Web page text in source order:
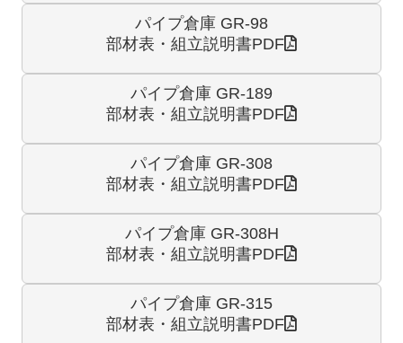
パイプ倉庫 GR-98
部材表・組立説明書PDF
パイプ倉庫 GR-189
部材表・組立説明書PDF
パイプ倉庫 GR-308
部材表・組立説明書PDF
パイプ倉庫 GR-308H
部材表・組立説明書PDF
パイプ倉庫 GR-315
部材表・組立説明書PDF